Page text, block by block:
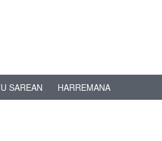
SAREAN HARREMANA